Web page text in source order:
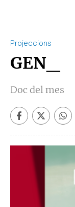
Projeccions
GEN_
Doc del mes